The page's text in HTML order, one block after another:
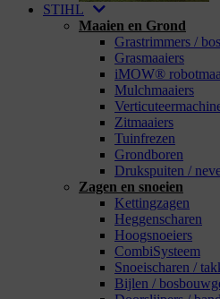
STIHL
Maaien en Grond
Grastrimmers /
Grasmaaiers
iMOW®
Mulchmaaiers
Zitmaaiers
Tuinfrezen
Grondboren
Drukspuiten /
Zagen en snoeien
Kettingzagen
Heggenscharen
Hoogsnoeiers
CombiSysteem
Snoeischaren /
Bijlen /